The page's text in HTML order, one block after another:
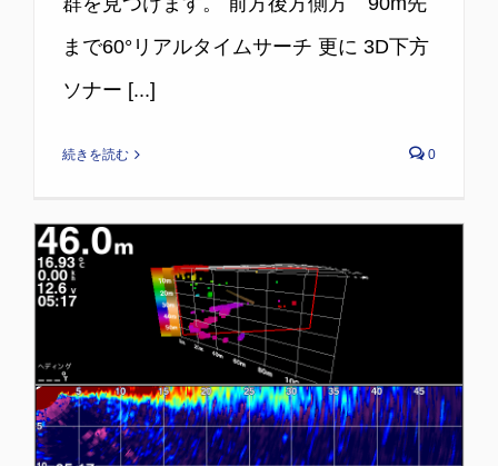
まで60°リアルタイムサーチ 更に 3D下方
ソナー [...]
続きを読む 0